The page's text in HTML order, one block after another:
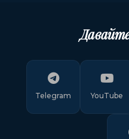
Telegram YouTube